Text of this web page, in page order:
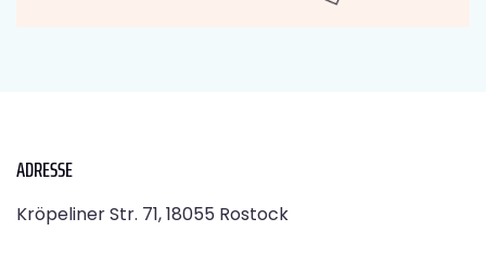
ADRESSE
Kröpeliner Str. 71, 18055 Rostock